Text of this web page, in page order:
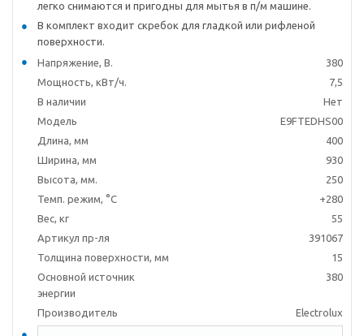
легко снимаются и пригодны для мытья в п/м машине.
В комплект входит скребок для гладкой или рифленой
поверхности.
Напряжение, В.
380
Мощность, кВт/ч.
7,5
В наличии
Нет
Модель
E9FTEDHS00
Длина, мм
400
Ширина, мм
930
Высота, мм.
250
Темп. режим, °C
+280
Вес, кг
55
Артикул пр-ля
391067
Толщина поверхности, мм
15
Основной источник
энергии
380
Производитель Electrolux